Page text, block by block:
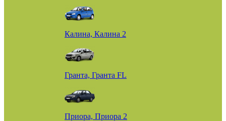
Калина, Калина 2
Гранта, Гранта FL
Приора, Приора 2